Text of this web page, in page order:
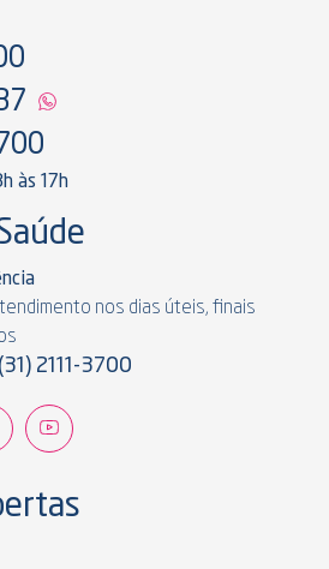
às 17h
nos dias úteis, finais
(31) 2111-3700